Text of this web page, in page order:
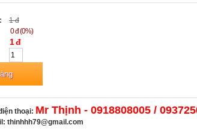
1 đ
0 đ (0%)
1 đ
thoại: Mr Thịnh - 0918808005 /
thinhhh79@gmail.com